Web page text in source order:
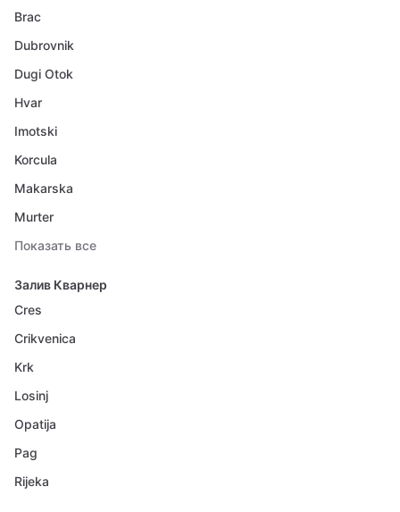
Brac
Dubrovnik
Dugi Otok
Hvar
Imotski
Korcula
Makarska
Murter
Показать все
Залив Кварнер
Cres
Crikvenica
Krk
Losinj
Opatija
Pag
Rijeka